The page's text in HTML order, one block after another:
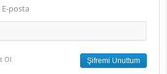
E-posta
Ol